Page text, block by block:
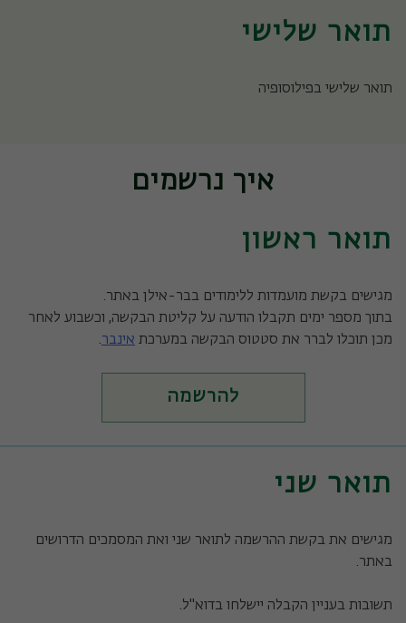
תואר שלישי
תואר שלישי בפילוסופיה
איך נרשמים
תואר ראשון
מגישים בקשת מועמדות ללימודים בבר-אילן באתר.
בתוך מספר ימים תקבלו הודעה על קליטת הבקשה, וכשבוע לאחר
מכן תוכלו לברר את סטטוס הבקשה במערכת אינבר.
להרשמה
תואר שני
מגישים את בקשת ההרשמה לתואר שני ואת המסמכים הדרושים
באתר.
תשובות בעניין הקבלה יישלחו בדוא"ל.